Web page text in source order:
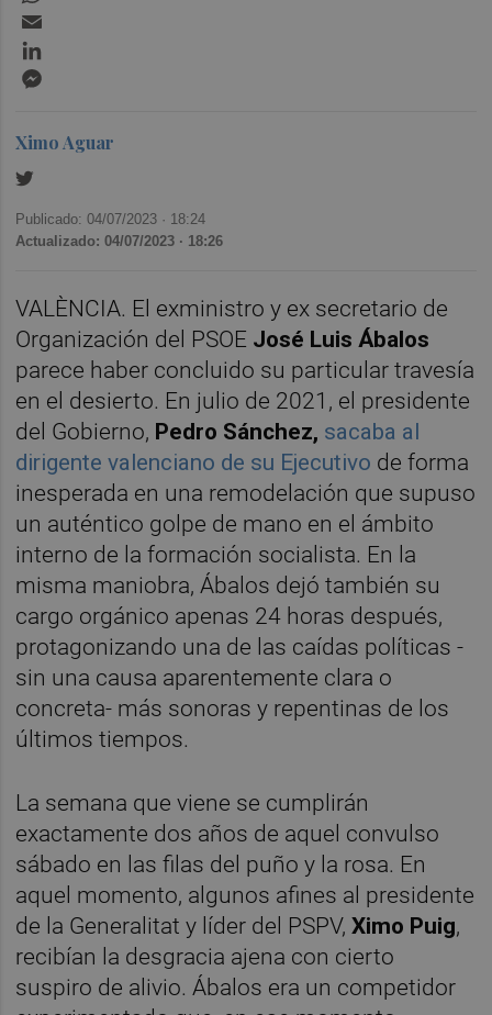
Ximo Aguar
Publicado: 04/07/2023 · 18:24
Actualizado: 04/07/2023 · 18:26
VALÈNCIA. El exministro y ex secretario de
Organización del PSOE José Luis Ábalos
parece haber concluido su particular travesía
en el desierto. En julio de 2021, el presidente
del Gobierno, Pedro Sánchez, sacaba al
dirigente valenciano de su Ejecutivo de forma
inesperada en una remodelación que supuso
un auténtico golpe de mano en el ámbito
interno de la formación socialista. En la
misma maniobra, Ábalos dejó también su
cargo orgánico apenas 24 horas después,
protagonizando una de las caídas políticas -
sin una causa aparentemente clara o
concreta- más sonoras y repentinas de los
últimos tiempos.
La semana que viene se cumplirán
exactamente dos años de aquel convulso
sábado en las filas del puño y la rosa. En
aquel momento, algunos afines al presidente
de la Generalitat y líder del PSPV,Ximo Puig,
recibían la desgracia ajena con cierto
suspiro de alivio. Ábalos era un competidor